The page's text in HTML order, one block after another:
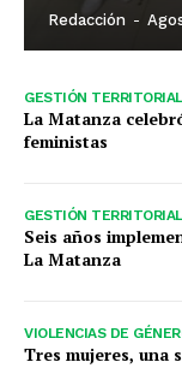
Redacción -
GESTIÓN TERRITORIAL
La Matanza
feministas
GESTIÓN TERRITORIAL
Seis años
La Matanza
VIOLENCIAS DE
Tres mujeres, una